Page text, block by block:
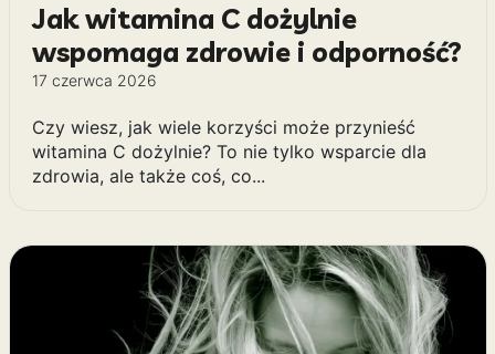
Jak witamina C dożylnie
wspomaga zdrowie i odporność?
17 czerwca 2026
Czy wiesz, jak wiele korzyści może przynieść
witamina C dożylnie? To nie tylko wsparcie dla
zdrowia, ale także coś, co...